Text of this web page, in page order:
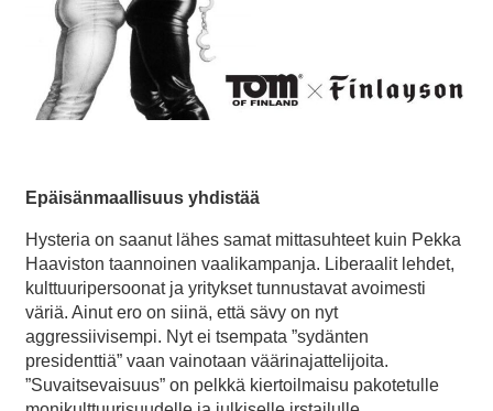
Epäisänmaallisuus yhdistää
Hysteria on saanut lähes samat mittasuhteet kuin Pekka
Haaviston taannoinen vaalikampanja. Liberaalit lehdet,
kulttuuripersoonat ja yritykset tunnustavat avoimesti
väriä. Ainut ero on siinä, että sävy on nyt
aggressiivisempi. Nyt ei tsempata ”sydänten
presidenttiä” vaan vainotaan väärinajattelijoita.
”Suvaitsevaisuus” on pelkkä kiertoilmaisu pakotetulle